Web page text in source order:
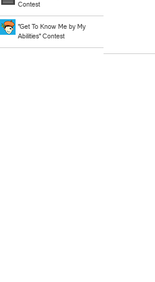
Contest
"Get To Know Me by My
Abilities" Contest